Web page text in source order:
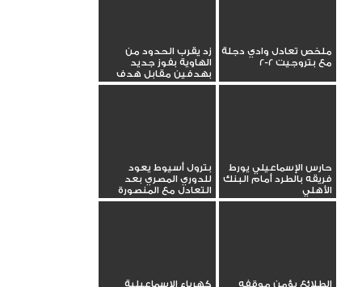
ملخص تعادل وادي دجلة
مع بتروجيت 2-2
زد يقرب الحدود من
الهاوية بفوز جديد
بهدفين مقابل هدف
حارس الإسماعيلي يورط
فريقه بالطرد أمام البنك
الأهلي
بترول أسيوط يعود
للدوري المصري بعد
التعادل مع المنصورة
الطلائع يؤمن موقفه
كهرباء الاسماعيلية